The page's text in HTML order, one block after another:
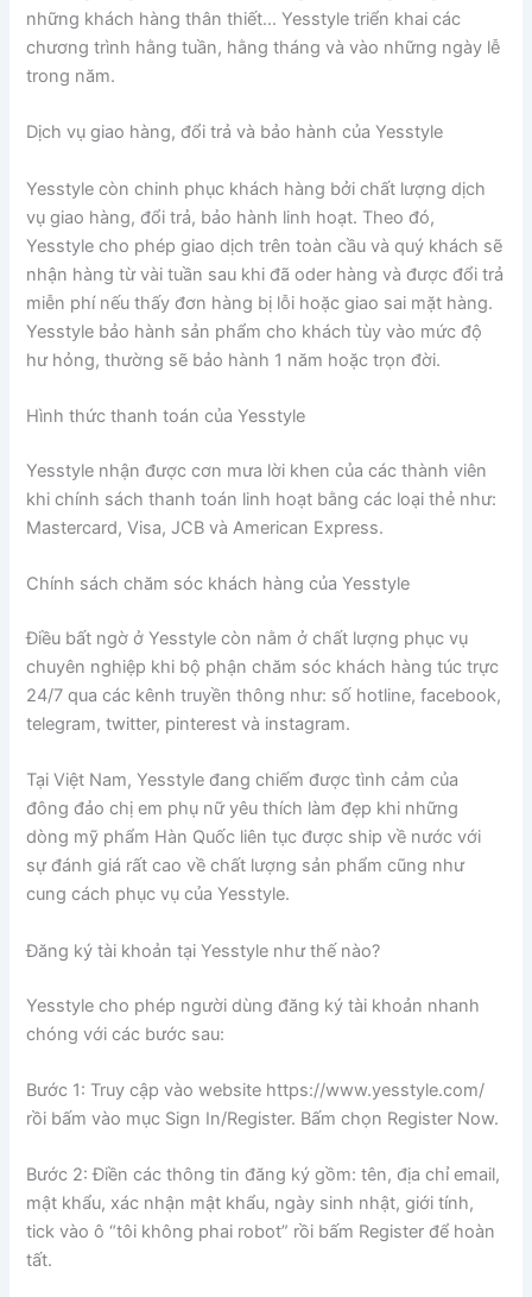
những khách hàng thân thiết… Yesstyle triển khai các
chương trình hằng tuần, hằng tháng và vào những ngày lễ
trong năm.
Dịch vụ giao hàng, đổi trả và bảo hành của Yesstyle
Yesstyle còn chinh phục khách hàng bởi chất lượng dịch
vụ giao hàng, đổi trả, bảo hành linh hoạt. Theo đó,
Yesstyle cho phép giao dịch trên toàn cầu và quý khách sẽ
nhận hàng từ vài tuần sau khi đã oder hàng và được đổi trả
miễn phí nếu thấy đơn hàng bị lỗi hoặc giao sai mặt hàng.
Yesstyle bảo hành sản phẩm cho khách tùy vào mức độ
hư hỏng, thường sẽ bảo hành 1 năm hoặc trọn đời.
Hình thức thanh toán của Yesstyle
Yesstyle nhận được cơn mưa lời khen của các thành viên
khi chính sách thanh toán linh hoạt bằng các loại thẻ như:
Mastercard, Visa, JCB và American Express.
Chính sách chăm sóc khách hàng của Yesstyle
Điều bất ngờ ở Yesstyle còn nằm ở chất lượng phục vụ
chuyên nghiệp khi bộ phận chăm sóc khách hàng túc trực
24/7 qua các kênh truyền thông như: số hotline, facebook,
telegram, twitter, pinterest và instagram.
Tại Việt Nam, Yesstyle đang chiếm được tình cảm của
đông đảo chị em phụ nữ yêu thích làm đẹp khi những
dòng mỹ phẩm Hàn Quốc liên tục được ship về nước với
sự đánh giá rất cao về chất lượng sản phẩm cũng như
cung cách phục vụ của Yesstyle.
Đăng ký tài khoản tại Yesstyle như thế nào?
Yesstyle cho phép người dùng đăng ký tài khoản nhanh
chóng với các bước sau:
Bước 1: Truy cập vào website https://www.yesstyle.com/
rồi bấm vào mục Sign In/Register. Bấm chọn Register Now.
Bước 2: Điền các thông tin đăng ký gồm: tên, địa chỉ email,
mật khẩu, xác nhận mật khẩu, ngày sinh nhật, giới tính,
tick vào ô “tôi không phai robot” rồi bấm Register để hoàn
tất.